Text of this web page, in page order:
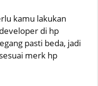
kamu lakukan
di hp
pasti beda, jadi
merk hp